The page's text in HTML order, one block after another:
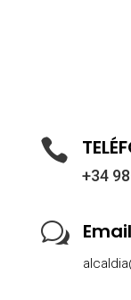

+34
w Email